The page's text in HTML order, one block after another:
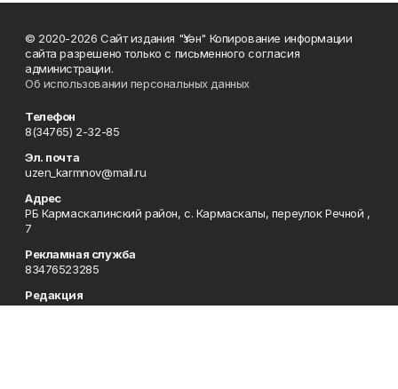
© 2020-2026 Сайт издания "Үзән" Копирование информации
сайта разрешено только с письменного согласия
администрации.
Об использовании персональных данных
Телефон
8(34765) 2-32-85
Эл. почта
uzen_karmnov@mail.ru
Адрес
РБ Кармаскалинский район, с. Кармаскалы, переулок Речной ,
7
Рекламная служба
83476523285
Редакция
83476523283